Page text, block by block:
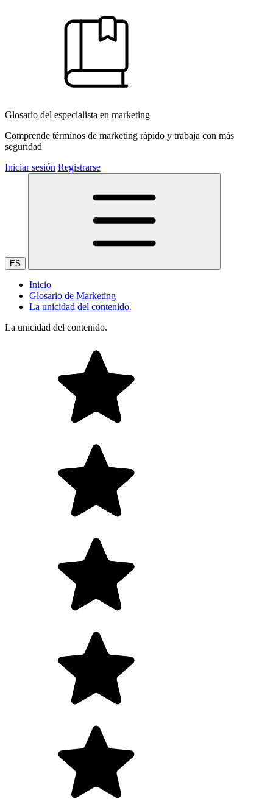
Glosario del especialista en marketing
Comprende términos de marketing rápido y trabaja con más
seguridad
Iniciar sesión Registrarse
ES
Inicio
Glosario de Marketing
La unicidad del contenido.
La unicidad del contenido.